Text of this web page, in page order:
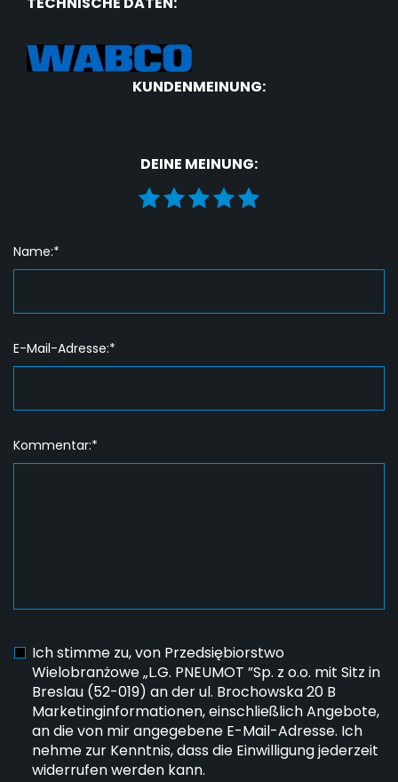
KUNDENMEINUNG:
DEINE MEINUNG:
Name:*
E-Mail-Adresse:*
Kommentar:*
Ich stimme zu, von Przedsiębiorstwo
Wielobranżowe „L.G. PNEUMOT ”Sp. z o.o. mit Sitz in
Breslau (52-019) an der ul. Brochowska 20 B
Marketinginformationen, einschließlich Angebote,
an die von mir angegebene E-Mail-Adresse. Ich
nehme zur Kenntnis, dass die Einwilligung jederzeit
widerrufen werden kann.